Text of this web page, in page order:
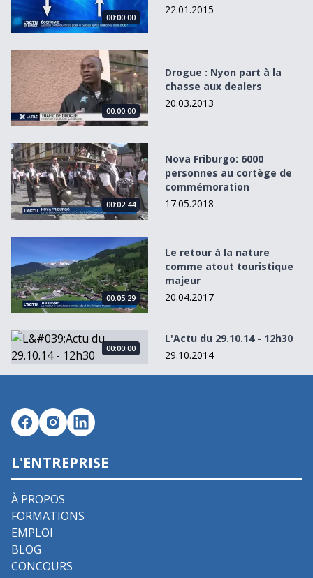
00:00:00
22.01.2015
Drogue : Nyon part à la chasse aux dealers
00:00:00
Drogue : Nyon part à la
chasse aux dealers
20.03.2013
Nova Friburgo: 6000 personnes au cortège de
00:02:44
Nova Friburgo: 6000
personnes au cortège de
commémoration
17.05.2018
Le retour à la nature comme atout touristique majeur
00:05:29
Le retour à la nature
comme atout touristique
majeur
20.04.2017
L&#039;Actu du 29.10.14 - 12h30
00:00:00
L'Actu du 29.10.14 - 12h30
29.10.2014
L'ENTREPRISE
À PROPOS
FORMATIONS
EMPLOI
BLOG
CONCOURS